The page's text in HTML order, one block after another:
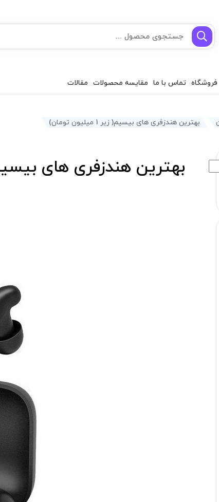
فروشگاه تماس با ما مقایسه محصولات مقالات
بهترین هندزفری های بیسیم( زیر 1 میلیون تومان)
بهترین هندزفری های بیسیم( زیر 1